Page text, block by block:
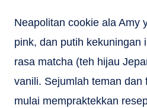
Neapolitan cookie ala Amy
pink, dan putih kekuningan
rasa matcha (teh hijau
vanili. Sejumlah teman dan
mulai mempraktekkan